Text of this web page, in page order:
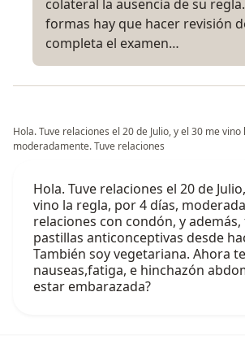
colateral la ausencia de su
formas hay que hacer revisión
completa el examen…
Hola. Tuve relaciones el 20 de Julio, y el 30 me
moderadamente. Tuve relaciones
Hola. Tuve relaciones el 20 de
vino la regla, por 4 días,
relaciones con condón, y
pastillas anticonceptivas desde
También soy vegetariana. Ahora
nauseas,fatiga, e hinchazón
estar embarazada?